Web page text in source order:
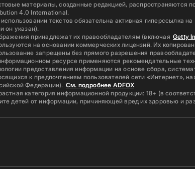
материалы, созданные редакцией, распространяются
4.0 International.
текстов обязательна активная гиперссылка на
он указан).
принадлежат их правообладателям (включая Getty
на основании коммерческих лицензий. Их
запрещены без прямого разрешения
ресурсе применяются рекомендательные
предоставления информации на основе сбора,
к предпочтениям пользователей сети «Интернет»,
Федерации). См. подробнее ADFOX
категория информационной продукции: 18+ (в
детей от информации, причиняющей вред их здоровью и